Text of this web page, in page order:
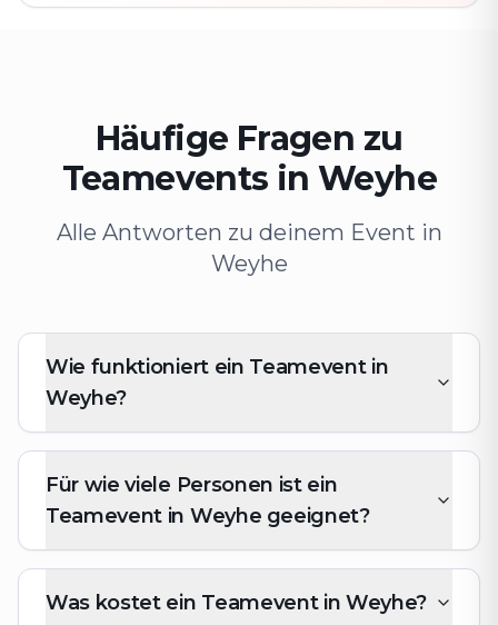
Häufige Fragen zu
Teamevents in Weyhe⁠
Alle Antworten zu deinem Event in
Weyhe⁠
Wie funktioniert ein Teamevent in
Weyhe⁠?
Für wie viele Personen ist ein
Teamevent in Weyhe⁠ geeignet?
Was kostet ein Teamevent in Weyhe⁠?